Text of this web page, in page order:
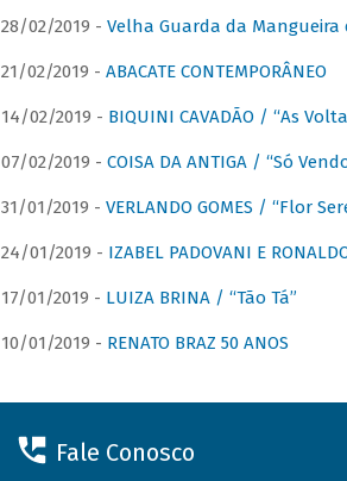
28/02/2019 - Velha Guarda da Mangueira
21/02/2019 - ABACATE CONTEMPORÂNEO
14/02/2019 - BIQUINI CAVADÃO / “As
07/02/2019 - COISA DA ANTIGA / “Só
31/01/2019 - VERLANDO GOMES / “Flor
24/01/2019 - IZABEL PADOVANI E
17/01/2019 - LUIZA BRINA / “Tão Tá”
10/01/2019 - RENATO BRAZ 50 ANOS
Fale Conosco